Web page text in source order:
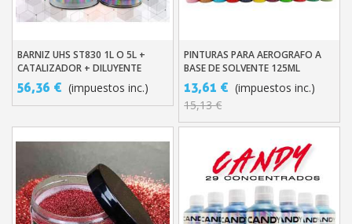
Suscríbete al
Entrega en un
Paga en 4 plazos sin
Añadir Al Carrito
BARNIZ UHS ST830 1L O 5L +
CATALIZADOR + DILUYENTE
56,36 € (impuestos inc.)
Añadir Al Carrito
PINTURAS PARA AEROGRAFO A
BASE DE SOLVENTE 125ML
13,61 € (impuestos inc.)
15,13 €